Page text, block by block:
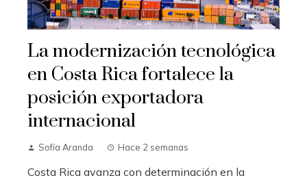
La modernización tecnológica
en Costa Rica fortalece la
posición exportadora
internacional
Sofía Aranda Hace 2 semanas
Costa Rica avanza con determinación en la